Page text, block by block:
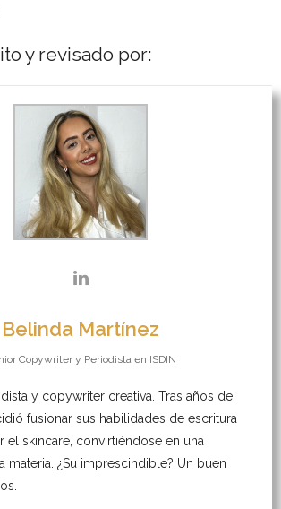
y revisado por:
Belinda Martínez
Copywriter y Periodista en ISDIN
y copywriter creativa. Tras años de
fusionar sus habilidades de escritura
el skincare, convirtiéndose en una
materia. ¿Su imprescindible? Un buen